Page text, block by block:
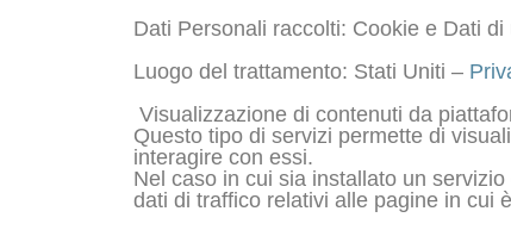
Dati Personali raccolti: Cookie e Dati di
Luogo del trattamento: Stati Uniti –
Visualizzazione di contenuti da
Questo tipo di servizi permette di
interagire con essi.
Nel caso in cui sia installato un
dati di traffico relativi alle pagine in cui